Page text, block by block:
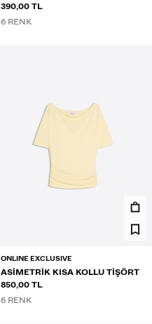
390,00 TL
6 RENK
ONLINE EXCLUSIVE
ASIMETRIK KISA KOLLU TIŞÖRT
850,00 TL
6 RENK